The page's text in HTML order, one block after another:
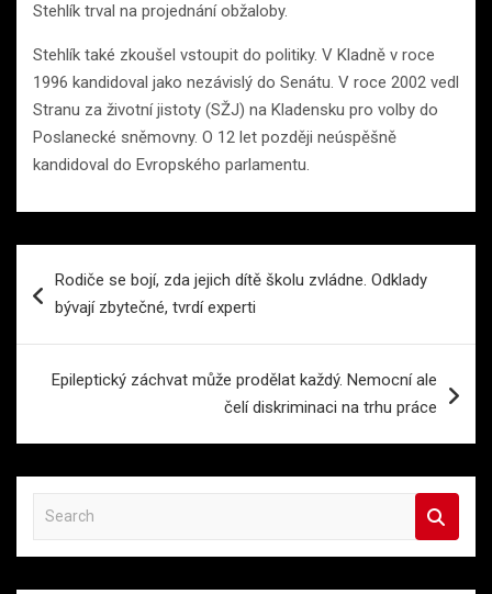
Stehlík trval na projednání obžaloby.
Stehlík také zkoušel vstoupit do politiky. V Kladně v roce
1996 kandidoval jako nezávislý do Senátu. V roce 2002 vedl
Stranu za životní jistoty (SŽJ) na Kladensku pro volby do
Poslanecké sněmovny. O 12 let později neúspěšně
kandidoval do Evropského parlamentu.
proRodiče se bojí, zda jejich dítě školu zvládne. Odklady
bývají zbytečné, tvrdí experti
Epileptický záchvat může prodělat každý. Nemocní ale
čelí diskriminaci na trhu práce
a
r